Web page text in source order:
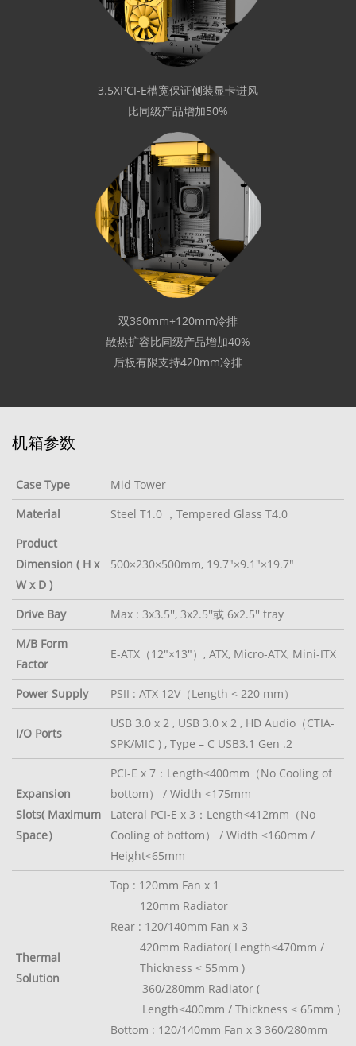
3.5XPCI-E槽宽保证侧装显卡进风
比同级产品增加50%
双360mm+120mm冷排
散热扩容比同级产品增加40%
后板有限支持420mm冷排
机箱参数
Case Type
Mid Tower
Material
Steel T1.0 ，Tempered Glass T4.0
Product
Dimension ( H x
W x D )
500×230×500mm, 19.7"×9.1"×19.7"
Drive Bay
Max : 3x3.5'', 3x2.5''或 6x2.5'' tray
M/B Form
Factor
E-ATX（12"×13"）, ATX, Micro-ATX, Mini-ITX
Power Supply PSII : ATX 12V（Length < 220 mm）
I/O Ports
USB 3.0 x 2 , USB 3.0 x 2 , HD Audio（CTIA-
SPK/MIC ) , Type – C USB3.1 Gen .2
Expansion
Slots( Maximum
Space）
PCI-E x 7：Length<400mm（No Cooling of
bottom） / Width <175mm
Lateral PCI-E x 3：Length<412mm（No
Cooling of bottom） / Width <160mm /
Height<65mm
Thermal
Solution
Top : 120mm Fan x 1
120mm Radiator
Rear : 120/140mm Fan x 3
420mm Radiator( Length<470mm /
Thickness < 55mm )
360/280mm Radiator (
Length<400mm / Thickness < 65mm )
Bottom : 120/140mm Fan x 3 360/280mm